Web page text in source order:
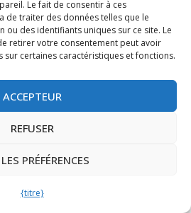
Le fait de consentir à ces
de traiter des données telles que le
ou des identifiants uniques sur ce site. Le
retirer votre consentement peut avoir
sur certaines caractéristiques et fonctions.
ACCEPTEUR
REFUSER
PRÉFÉRENCES
{titre}
m'a beaucoup aidé, y a-t-il
Je vous remercie. J'ai
des cookies fonctionnels
web.
ACCEPTEUR